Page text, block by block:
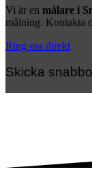
Vi är en målare i
målning. Kontakta
Ring oss direkt
Skicka